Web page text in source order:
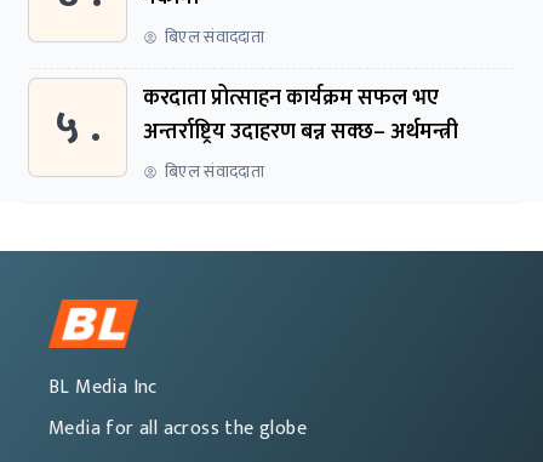
बिएल संवाददाता
५ .
करदाता प्रोत्साहन कार्यक्रम सफल भए
अन्तर्राष्ट्रिय उदाहरण बन्न सक्छ– अर्थमन्त्री
बिएल संवाददाता
BL Media Inc
Media for all across the globe